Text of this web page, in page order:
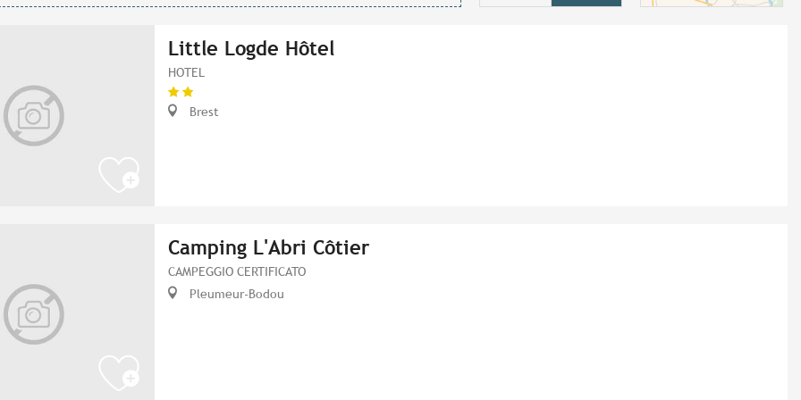
Little Logde Hôtel
HOTEL
Brest
Camping L'Abri Côtier
CAMPEGGIO CERTIFICATO
Pleumeur-Bodou